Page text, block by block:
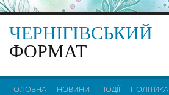
ЧЕРНІГІВСЬКИЙ
ФОРМАТ
ГОЛОВНА НОВИНИ ПОДІЇ ПОЛІТИКА